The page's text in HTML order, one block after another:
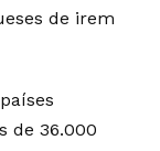
de irem
de 36.000